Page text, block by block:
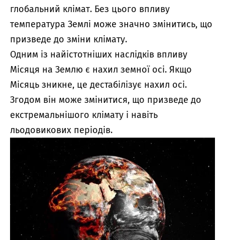
глобальний клімат. Без цього впливу
температура Землі може значно змінитись, що
призведе до зміни клімату.
Одним із найістотніших наслідків впливу
Місяця на Землю є нахил земної осі. Якщо
Місяць зникне, це дестабілізує нахил осі.
Згодом він може змінитися, що призведе до
екстремальнішого клімату і навіть
льодовикових періодів.